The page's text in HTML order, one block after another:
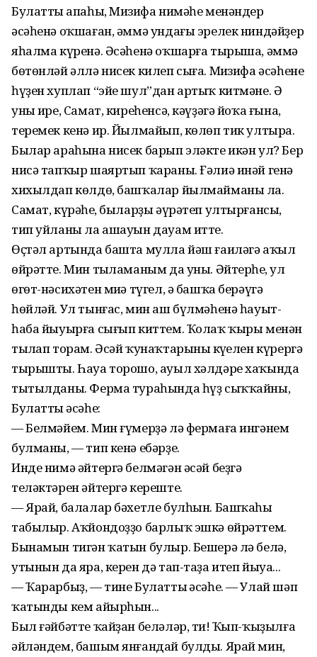
Булаттың апаһы, Миңзифа нимәһе менәндер
әсәһенә оҡшаған, әммә ундағы эрелек ниндәйҙер
яһалма күренә. Әсәһенә оҡшарға тырыша, әммә
бөтөнләй әллә нисек килеп сыға. Миңзифа әсәһенең
һүҙен хуплап “эйе шул”дан артыҡ китмәне. Ә
уның ире, Самат, киреһенсә, кәүҙәгә йоҡа ғына,
теремек кенә ир. Йылмайып, көлөп тик ултыра.
Былар араһына нисек барып эләкте икән ул? Бер
нисә тапҡыр шаяртып ҡараны. Ғәлиә инәй генә
хихылдап көлдө, башҡалар йылмайманы ла.
Самат, күрәһең, быларҙы әүрәтеп ултырғансы,
тип уйланы ла ашауын дауам итте.
Өҫтәл артында башта мулла йәш ғаиләгә аҡыл
өйрәтте. Мин тыңламаным да уны. Әйтерһең, ул
өгөт-нәсихәтен миңә түгел, ә башҡа берәүгә
һөйләй. Ул тынғас, мин аш бүлмәһенә һауыт-
һаба йыуырға сығып киттем. Ҡолаҡ ҡыры менән
тыңлап торам. Әсәй ҡунаҡтарының күңелен күрергә
тырышты. Һауа торошо, ауыл хәлдәре хаҡында
тытылданы. Ферма тураһында һүҙ сыҡҡайны,
Булаттың әсәһе:
— Белмәйем. Мин ғүмерҙә лә фермаға ингәнем
булманы, — тип кенә ебәрҙе.
Инде нимә әйтергә белмәгән әсәй беҙгә
теләктәрен әйтергә кереште.
— Ярай, балалар бәхетле булһын. Башҡаһы
табылыр. Аҡйондоҙҙо барлыҡ эшкә өйрәттем.
Бынамын тигән ҡатын булыр. Бешерә лә белә,
утынын да яра, керен дә тап-таҙа итеп йыуа...
— Ҡарарбыҙ, — тине Булаттың әсәһе. — Улай шәп
ҡатынды кем айырһын...
Был ғәйбәтте ҡайҙан беләләр, тиң! Ҡып-ҡыҙылға
әйләндем, башым янғандай булды. Ярай мин,